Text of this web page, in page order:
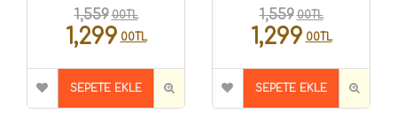
1,559 00TL
1,299 00TL
1,559 00TL
1,299 00TL